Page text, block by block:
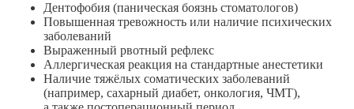
Дентофобия (паническая боязнь стоматологов)
Повышенная тревожность или наличие психических
заболеваний
Выраженный рвотный рефлекс
Аллергическая реакция на стандартные анестетики
Наличие тяжёлых соматических заболеваний
(например, сахарный диабет, онкология, ЧМТ),